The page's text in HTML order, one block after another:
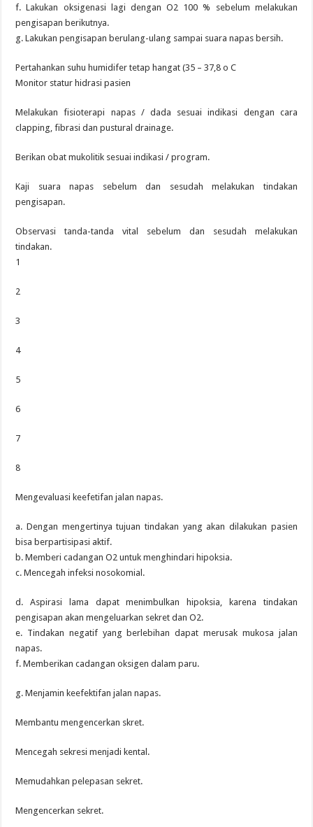
f. Lakukan oksigenasi lagi dengan O2 100 % sebelum melakukan
pengisapan berikutnya.
g. Lakukan pengisapan berulang-ulang sampai suara napas bersih.
Pertahankan suhu humidifer tetap hangat (35 – 37,8 o C
Monitor statur hidrasi pasien
Melakukan fisioterapi napas / dada sesuai indikasi dengan cara
clapping, fibrasi dan pustural drainage.
Berikan obat mukolitik sesuai indikasi / program.
Kaji suara napas sebelum dan sesudah melakukan tindakan
pengisapan.
Observasi tanda-tanda vital sebelum dan sesudah melakukan
tindakan.
1
2
3
4
5
6
7
8
Mengevaluasi keefetifan jalan napas.
a. Dengan mengertinya tujuan tindakan yang akan dilakukan pasien
bisa berpartisipasi aktif.
b. Memberi cadangan O2 untuk menghindari hipoksia.
c. Mencegah infeksi nosokomial.
d. Aspirasi lama dapat menimbulkan hipoksia, karena tindakan
pengisapan akan mengeluarkan sekret dan O2.
e. Tindakan negatif yang berlebihan dapat merusak mukosa jalan
napas.
f. Memberikan cadangan oksigen dalam paru.
g. Menjamin keefektifan jalan napas.
Membantu mengencerkan skret.
Mencegah sekresi menjadi kental.
Memudahkan pelepasan sekret.
Mengencerkan sekret.